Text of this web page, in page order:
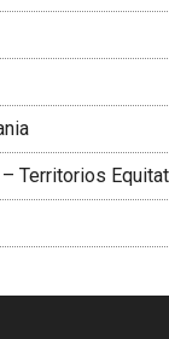
Territorios